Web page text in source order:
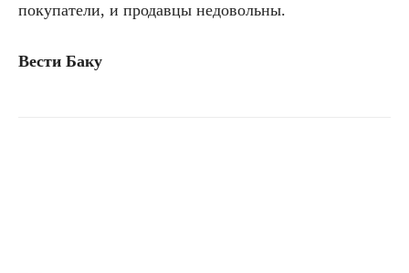
покупатели, и продавцы недовольны.
Вести Баку